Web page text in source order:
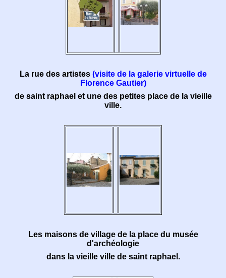
La rue des artistes (visite de la galerie virtuelle de
Florence Gautier)
de saint raphael et une des petites place de la vieille
ville.
Les maisons de village de la place du musée
d'archéologie
dans la vieille ville de saint raphael.